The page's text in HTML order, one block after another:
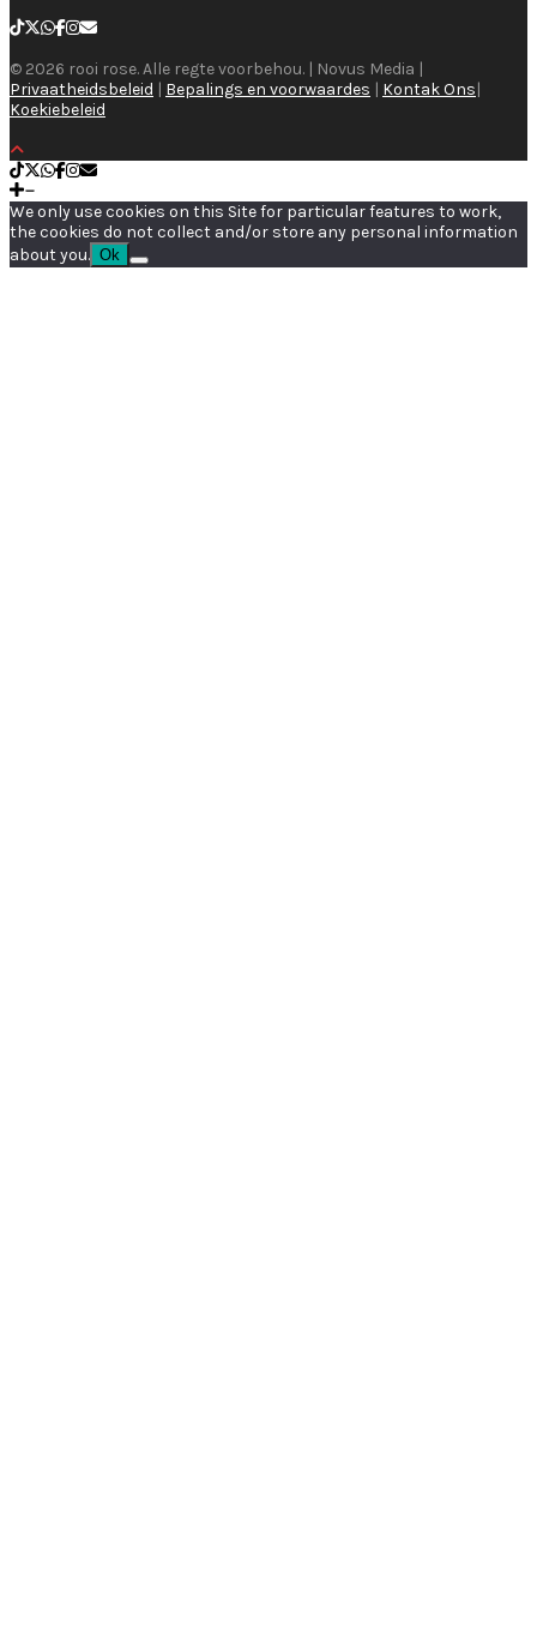
© 2026 rooi rose. Alle regte voorbehou. | Novus Media |
Privaatheidsbeleid | Bepalings en voorwaardes | Kontak Ons|
Koekiebeleid
We only use cookies on this Site for particular features to work,
the cookies do not collect and/or store any personal information
about you. Ok